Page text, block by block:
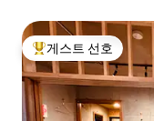
상위 게스트 선호
게스트 선호